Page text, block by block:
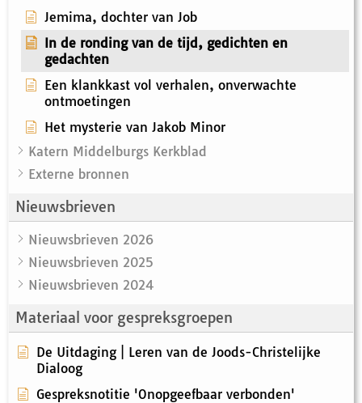
Jemima, dochter van Job
In de ronding van de tijd, gedichten en
gedachten
Een klankkast vol verhalen, onverwachte
ontmoetingen
Het mysterie van Jakob Minor
Katern Middelburgs Kerkblad
Externe bronnen
Nieuwsbrieven
Nieuwsbrieven 2026
Nieuwsbrieven 2025
Nieuwsbrieven 2024
Materiaal voor gespreksgroepen
De Uitdaging | Leren van de Joods-Christelijke
Dialoog
Gespreksnotitie 'Onopgeefbaar verbonden'